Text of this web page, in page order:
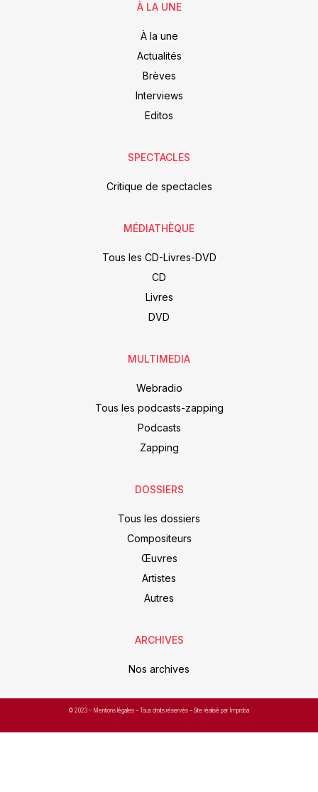
À LA UNE
À la une
Actualités
Brèves
Interviews
Editos
SPECTACLES
Critique de spectacles
MÉDIATHÈQUE
Tous les CD-Livres-DVD
CD
Livres
DVD
MULTIMEDIA
Webradio
Tous les podcasts-zapping
Podcasts
Zapping
DOSSIERS
Tous les dossiers
Compositeurs
Œuvres
Artistes
Autres
ARCHIVES
Nos archives
© 2023 – Mentions légales – Tous droits réservés – Site réalisé par Improba